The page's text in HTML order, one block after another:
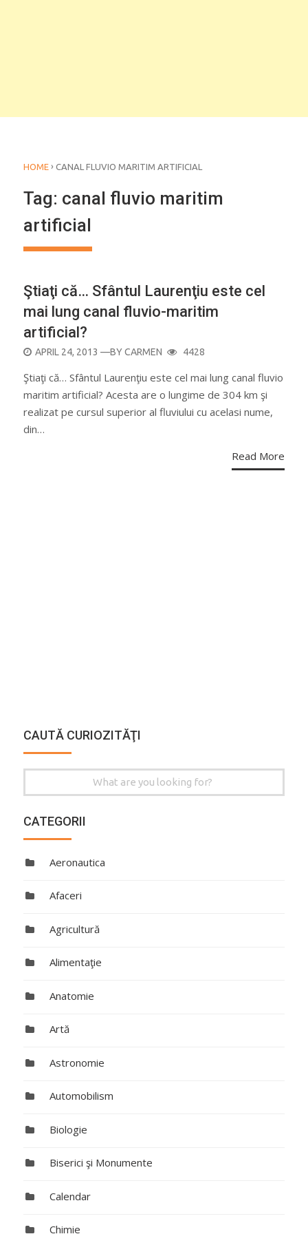
HOME › CANAL FLUVIO MARITIM ARTIFICIAL
Tag: canal fluvio maritim
artificial
Ştiaţi că… Sfântul Laurenţiu este cel
mai lung canal fluvio-maritim
artificial?
POSTED
APRIL 24, 2013 —BYCARMEN 4428
Ştiaţi că… Sfântul Laurenţiu este cel mai lung canal fluvio
maritim artificial? Acesta are o lungime de 304 km şi
realizat pe cursul superior al fluviului cu acelasi nume,
din…
Read More
CAUTĂ CURIOZITĂŢI
for:
CATEGORII
Aeronautica
Afaceri
Agricultură
Alimentaţie
Anatomie
Artă
Astronomie
Automobilism
Biologie
Biserici şi Monumente
Calendar
Chimie